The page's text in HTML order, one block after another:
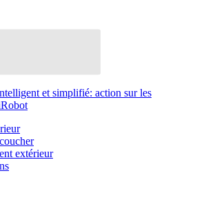
et simplifié: action sur les
extérieur